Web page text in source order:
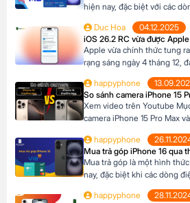
hiện nay, đặc biệt với các
khả năng tài chính tức thời
Phone, khách hàng có thể
Duc Hoa
04.12.2025
iOS 26.2 RC vừa được
Apple vừa chính thức tung
rạng sáng ngày 4 tháng 12,
trước khi bản cập nhật
Phiên bản này mang đến
vào việc nâng cao trải
happyphone
So sánh camera iPhone 15
Xem video trên Youtube
camera iPhone 15 Pro Max
So sánh khả năng quay
iPhone 16 Pro Max4 Nút
Pro […]
happyphone
Mua trả góp iPhone 16 qua
Mua trả góp là một hình
nay, đặc biệt khi các dòng
đủ điều kiện tài chính để
happyphone